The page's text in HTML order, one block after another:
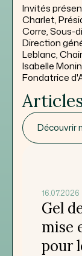
Invités
Charlet,
Corre, Sous-
Direction
Leblanc,
Isabelle
Fondatrice
Découvrir
16.07.2026
Gel
mise
pour